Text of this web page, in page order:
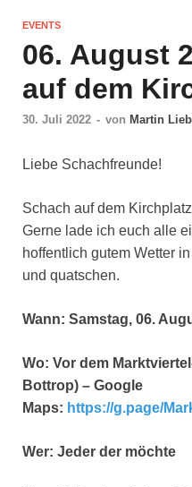
EVENTS
06. August
auf dem
30. Juli 2022 - von Martin
Liebe Schachfreunde!
Schach auf dem
Gerne lade ich euch alle
hoffentlich gutem Wetter
und quatschen.
Wann: Samstag, 06.
Wo: Vor dem
Bottrop) – Google
Maps: https://g.page/
Wer: Jeder der möchte